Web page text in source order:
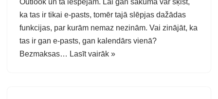
ka tas ir tikai e-pasts, tomēr tajā slēpjas dažādas
funkcijas, par kurām nemaz nezinām. Vai zinājāt, ka
tas ir gan e-pasts, gan kalendārs vienā?
Bezmaksas… Lasīt vairāk »